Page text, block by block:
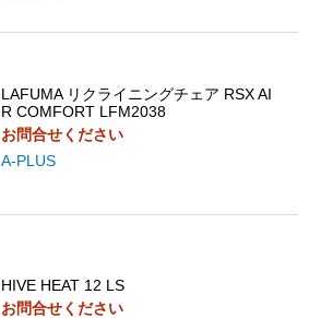
LAFUMA リクライニングチェア RSX AI
R COMFORT LFM2038
お問合せください
A-PLUS
HIVE HEAT 12 LS
お問合せください